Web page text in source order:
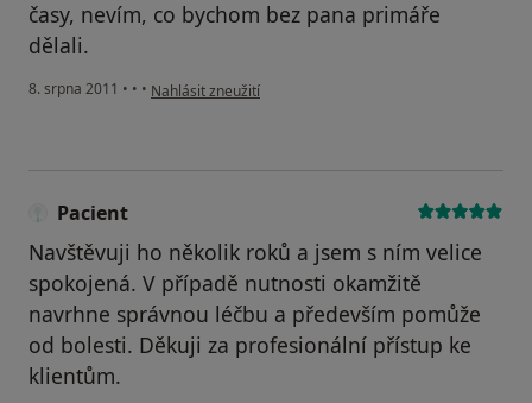
časy, nevím, co bychom bez pana primáře
dělali.
8. srpna 2011 • • • podle názoru uživatele Pacient
Nahlásit zneužití
Pacient
Navštěvuji ho několik roků a jsem s ním velice
spokojená. V případě nutnosti okamžitě
navrhne správnou léčbu a především pomůže
od bolesti. Děkuji za profesionální přístup ke
klientům.